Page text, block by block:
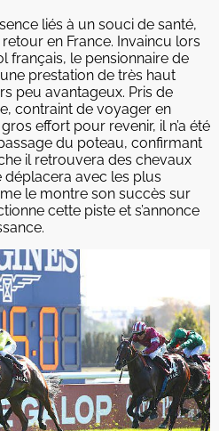
liés à un souci de santé,
en France. Invaincu lors
français, le pensionnaire de
prestation de très haut
peu avantageux. Pris de
contraint de voyager en
effort pour revenir, il n’a été
du poteau, confirmant
il retrouvera des chevaux
déplacera avec les plus
le montre son succès sur
cette piste et s’annonce